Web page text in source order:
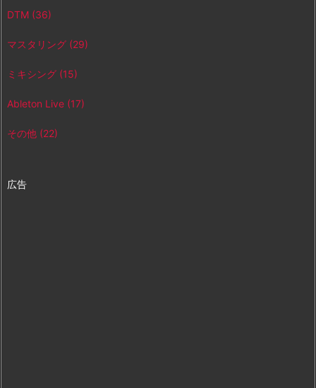
DTM (36)
マスタリング (29)
ミキシング (15)
Ableton Live (17)
その他 (22)
広告